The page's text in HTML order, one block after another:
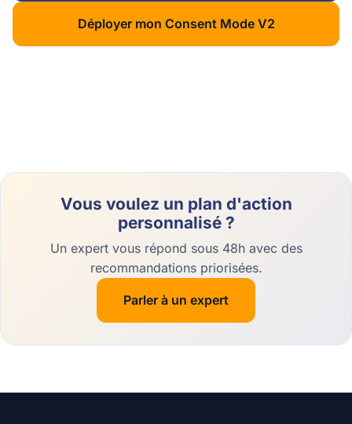
Déployer mon Consent Mode V2
Vous voulez un plan d'action
personnalisé ?
Un expert vous répond sous 48h avec des
recommandations priorisées.
Parler à un expert